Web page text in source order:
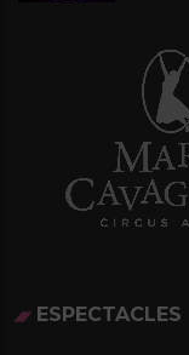
ESPECTACLES